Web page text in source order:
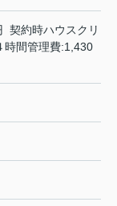
契約時ハウスクリ
間管理費:1,430